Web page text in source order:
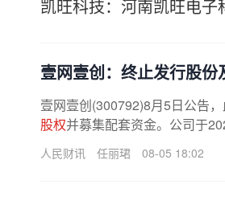
凯旺科技：河南凯旺电
壹网壹创：终止发行股
壹网壹创(300792)8月5日公告
股权并募集配套资金。公司于
人民财讯 任丽珺 08-05 18:02